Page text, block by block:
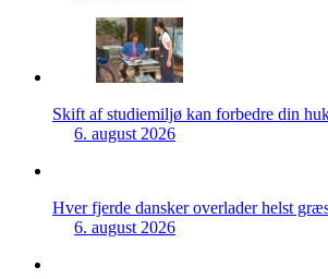
Skift af studiemiljø kan forbedre din
6. august 2026
Hver fjerde dansker overlader helst
6. august 2026